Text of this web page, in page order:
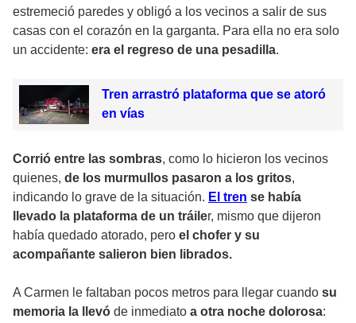
estremeció paredes y obligó a los vecinos a salir de sus
casas con el corazón en la garganta. Para ella no era solo
un accidente: era el regreso de una pesadilla.
Tren arrastró plataforma que se atoró
en vías
Corrió entre las sombras, como lo hicieron los vecinos
quienes, de los murmullos pasaron a los gritos,
indicando lo grave de la situación. El tren se había
llevado la plataforma de un tráiler, mismo que dijeron
había quedado atorado, pero el chofer y su
acompañante salieron bien librados.
A Carmen le faltaban pocos metros para llegar cuando su
memoria la llevó de inmediato a otra noche dolorosa: